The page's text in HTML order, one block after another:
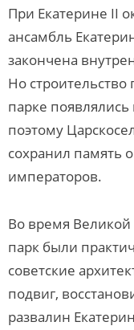
При Екатерине II
ансамбль
закончена
Но строительство
парке
поэтому
сохранил память
императоров.
Во время
парк были
советские
подвиг,
развалин